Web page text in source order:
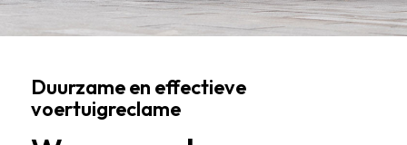
Duurzame en effectieve
voertuigreclame